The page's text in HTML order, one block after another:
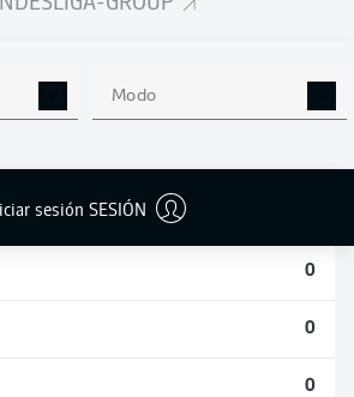
Modo
sesión SESIÓN
0
0
0